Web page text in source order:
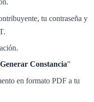
tu contraseña y
Generar Constancia”
en formato PDF a tu